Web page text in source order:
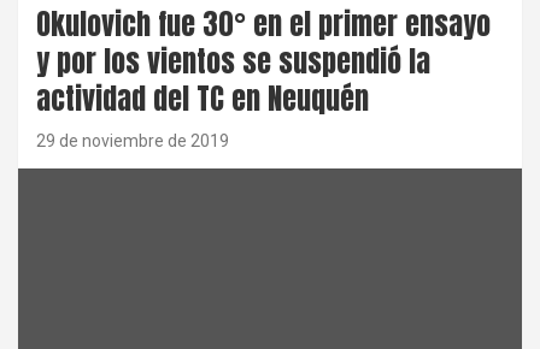
Okulovich fue 30° en el primer ensayo
y por los vientos se suspendió la
actividad del TC en Neuquén
29 de noviembre de 2019